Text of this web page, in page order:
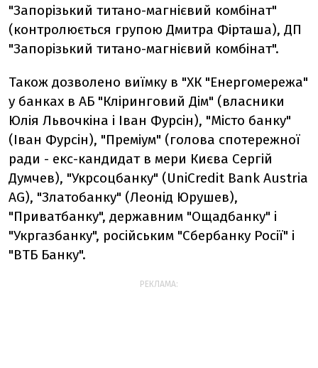
"Запорізький титано-магнієвий комбінат"
(контролюється групою Дмитра Фірташа), ДП
"Запорізький титано-магнієвий комбінат".
Також дозволено виїмку в "ХК "Енергомережа"
у банках в АБ "Кліринговий Дім" (власники
Юлія Львочкіна і Іван Фурсін), "Місто банку"
(Іван Фурсін), "Преміум" (голова спотережної
ради - екс-кандидат в мери Києва Сергій
Думчев), "Укрсоцбанку" (UniCredit Bank Austria
AG), "Златобанку" (Леонід Юрушев),
"Приватбанку", державним "Ощадбанку" і
"Укргазбанку", російським "Сбербанку Росії" і
"ВТБ Банку".
РЕКЛАМА: